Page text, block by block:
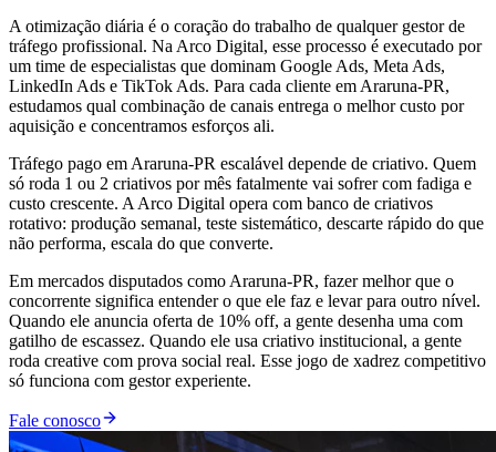
A otimização diária é o coração do trabalho de qualquer gestor de
tráfego profissional. Na Arco Digital, esse processo é executado por
um time de especialistas que dominam Google Ads, Meta Ads,
LinkedIn Ads e TikTok Ads. Para cada cliente em Araruna-PR,
estudamos qual combinação de canais entrega o melhor custo por
aquisição e concentramos esforços ali.
Tráfego pago em Araruna-PR escalável depende de criativo. Quem
só roda 1 ou 2 criativos por mês fatalmente vai sofrer com fadiga e
custo crescente. A Arco Digital opera com banco de criativos
rotativo: produção semanal, teste sistemático, descarte rápido do que
não performa, escala do que converte.
Em mercados disputados como Araruna-PR, fazer melhor que o
concorrente significa entender o que ele faz e levar para outro nível.
Quando ele anuncia oferta de 10% off, a gente desenha uma com
gatilho de escassez. Quando ele usa criativo institucional, a gente
roda creative com prova social real. Esse jogo de xadrez competitivo
só funciona com gestor experiente.
Fale conosco